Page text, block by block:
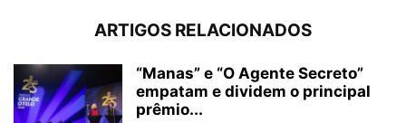
ARTIGOS RELACIONADOS
“Manas” e “O Agente Secreto”
empatam e dividem o principal
prêmio...